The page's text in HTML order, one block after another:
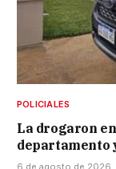
POLICIALES
La drogaron
departamento
6 de agosto de 2026